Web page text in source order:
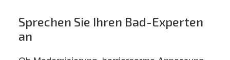
Sprechen Sie Ihren Bad-Experten
an